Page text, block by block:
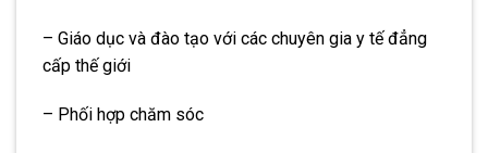
– Giáo dục và đào tạo với các chuyên gia y tế đẳng
cấp thế giới
– Phối hợp chăm sóc